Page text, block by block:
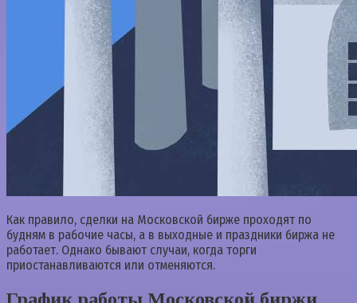
Как правило, сделки на Московской бирже проходят по
будням в рабочие часы, а в выходные и праздники биржа не
работает. Однако бывают случаи, когда торги
приостанавливаются или отменяются.
График работы Московской биржи